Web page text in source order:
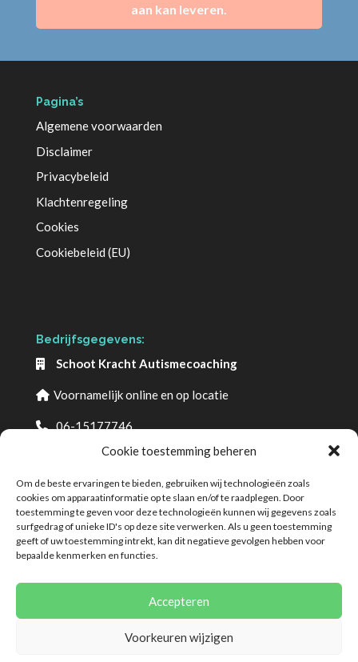
Cookie toestemming beheren
Om de beste ervaringen te bieden, gebruiken wij technologieën zoals
cookies om apparaatinformatie op te slaan en/of te raadplegen. Door
toestemming te geven voor deze technologieën kunnen wij gegevens zoals
surfgedrag of unieke ID's op deze site verwerken. Als u geen toestemming
geeft of uw toestemming intrekt, kan dit negatieve gevolgen hebben voor
bepaalde kenmerken en functies.
Accepteren
Voorkeuren wijzigen
aan kan leveren.
Pagina’s
Algemene voorwaarden
Disclaimer
Privacybeleid
Klachtenregeling
Cookies
Cookiebeleid (EU)
Bedrijfsgegevens:
Schoot Kracht Autismecoaching
Voornamelijk online en op locatie
06-15177746
info@schootkrachtautismecoaching.com
KvK-nummer:71739793